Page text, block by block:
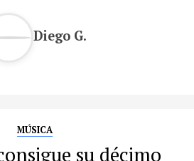
Diego G.
MÚSICA
su décimo